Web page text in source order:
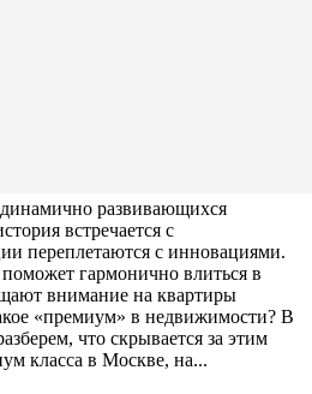
развивающихся
встречается с
переплетаются с инновациями.
гармонично влиться в
внимание на квартиры
«премиум» в недвижимости? В
что скрывается за этим
класса в Москве, на...